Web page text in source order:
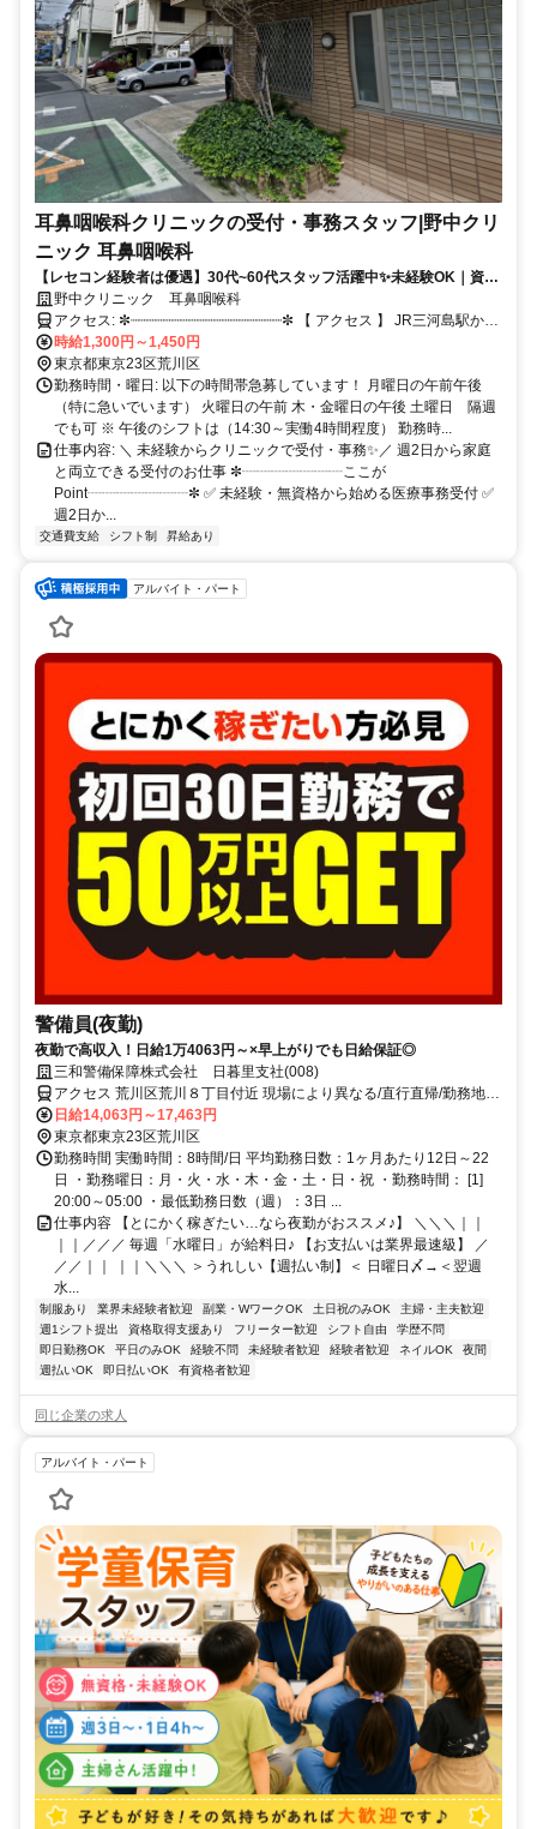
耳鼻咽喉科クリニックの受付・事務スタッフ|野中クリ
ニック 耳鼻咽喉科
【レセコン経験者は優遇】30代~60代スタッフ活躍中✨未経験OK｜資格
不要｜週2日〜 JR三河島から徒歩4分
野中クリニック 耳鼻咽喉科
アクセス: ✼┈┈┈┈┈┈┈┈┈┈┈┈┈┈┈┈┈┈✼ 【 アクセス 】 JR三河島駅から
時給1,300円～1,450円
東京都東京23区荒川区
勤務時間・曜日: 以下の時間帯急募しています！ 月曜日の午前午後
（特に急いでいます） 火曜日の午前 木・金曜日の午後 土曜日 隔週
でも可 ※ 午後のシフトは（14:30～実働4時間程度） 勤務時...
仕事内容: ＼ 未経験からクリニックで受付・事務✨／ 週2日から家庭
と両立できる受付のお仕事 ✼┈┈┈┈┈┈┈ここが
Point┈┈┈┈┈┈┈✼ ✅ 未経験・無資格から始める医療事務受付 ✅
週2日か...
交通費支給 シフト制 昇給あり
アルバイト・パート
警備員(夜勤)
夜勤で高収入！日給1万4063円～×早上がりでも日給保証◎
三和警備保障株式会社 日暮里支社(008)
アクセス 荒川区荒川８丁目付近 現場により異なる/直行直帰/勤務地相
談可 ■電話面接■来社不要■即日勤務
日給14,063円～17,463円
東京都東京23区荒川区
勤務時間 実働時間：8時間/日 平均勤務日数：1ヶ月あたり12日～22
日 ・勤務曜日：月・火・水・木・金・土・日・祝 ・勤務時間： [1]
20:00～05:00 ・最低勤務日数（週）：3日 ...
仕事内容 【とにかく稼ぎたい…なら夜勤がおススメ♪】 ＼＼＼｜｜
｜｜／／／ 毎週「水曜日」が給料日♪ 【お支払いは業界最速級】 ／
／／｜｜ ｜｜＼＼＼ ＞うれしい【週払い制】＜ 日曜日〆→＜翌週
水...
制服あり 業界未経験者歓迎 副業・WワークOK 土日祝のみOK
主婦・主夫歓迎
週1シフト提出
資格取得支援あり フリーター歓迎 シフト自由
学歴不問
即日勤務OK
平日のみOK 経験不問 未経験者歓迎 経験者歓迎 ネイルOK
夜間
週払いOK
即日払いOK 有資格者歓迎
同じ企業の求人
アルバイト・パート